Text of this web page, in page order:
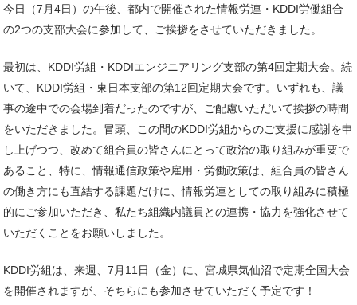
今日（7月4日）の午後、都内で開催された情報労連・KDDI労働組合
の2つの支部大会に参加して、ご挨拶をさせていただきました。
最初は、KDDI労組・KDDIエンジニアリング支部の第4回定期大会。続
いて、KDDI労組・東日本支部の第12回定期大会です。いずれも、議
事の途中での会場到着だったのですが、ご配慮いただいて挨拶の時間
をいただきました。冒頭、この間のKDDI労組からのご支援に感謝を申
し上げつつ、改めて組合員の皆さんにとって政治の取り組みが重要で
あること、特に、情報通信政策や雇用・労働政策は、組合員の皆さん
の働き方にも直結する課題だけに、情報労連としての取り組みに積極
的にご参加いただき、私たち組織内議員との連携・協力を強化させて
いただくことをお願いしました。
KDDI労組は、来週、7月11日（金）に、宮城県気仙沼で定期全国大会
を開催されますが、そちらにも参加させていただく予定です！